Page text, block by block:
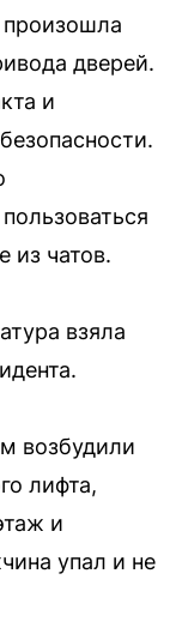
произошла
дверей.
и
из чатов.
взяла
возбудили
лифта,
и
упал и не